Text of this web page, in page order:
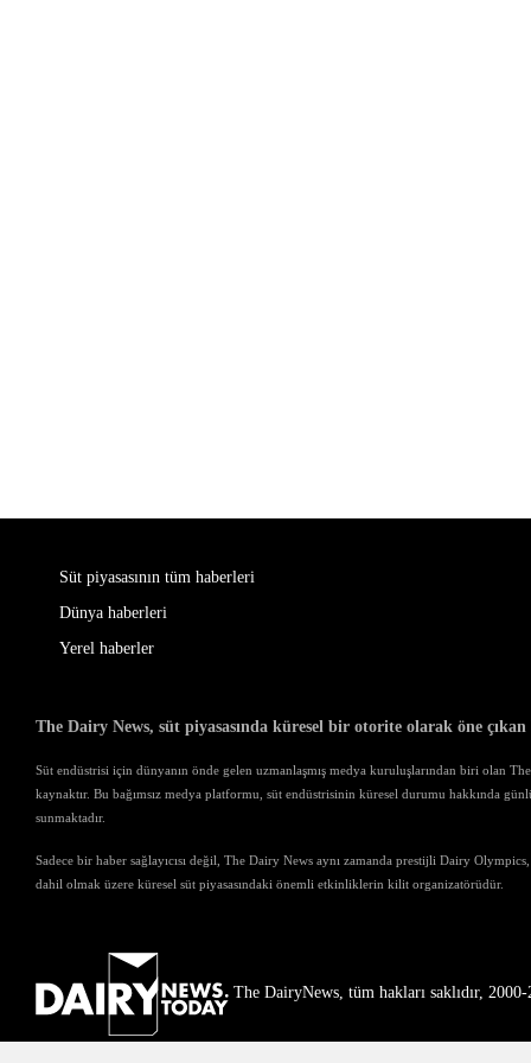
Süt piyasasının tüm haberleri
Dünya haberleri
Yerel haberler
The Dairy News, süt piyasasında küresel bir otorite olarak öne
Süt endüstrisi için dünyanın önde gelen uzmanlaşmış medya kuruluşlarından biri olan
kaynaktır. Bu bağımsız medya platformu, süt endüstrisinin küresel durumu hakkında
sunmaktadır.
Sadece bir haber sağlayıcısı değil, The Dairy News aynı zamanda prestijli Dairy
dahil olmak üzere küresel süt piyasasındaki önemli etkinliklerin kilit organizatörüdür.
The DairyNews, tüm hakları saklıdır, 2000-